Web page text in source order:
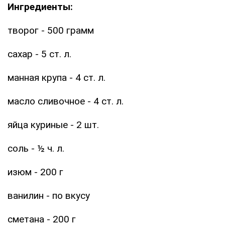
Ингредиенты:
творог - 500 грамм
сахар - 5 ст. л.
манная крупа - 4 ст. л.
масло сливочное - 4 ст. л.
яйца куриные - 2 шт.
соль - ½ ч. л.
изюм - 200 г
ванилин - по вкусу
сметана - 200 г